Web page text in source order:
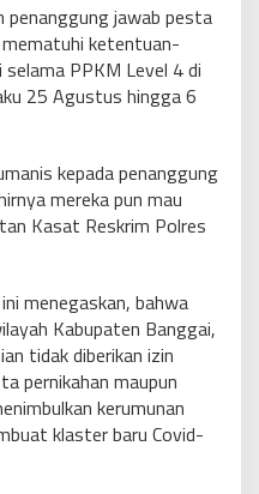
penanggung jawab pesta
ketentuan-
PPKM Level 4 di
25 Agustus hingga 6
kepada penanggung
mereka pun mau
Kasat Reskrim Polres
menegaskan, bahwa
Kabupaten Banggai,
tidak diberikan izin
pernikahan maupun
kerumunan
klaster baru Covid-